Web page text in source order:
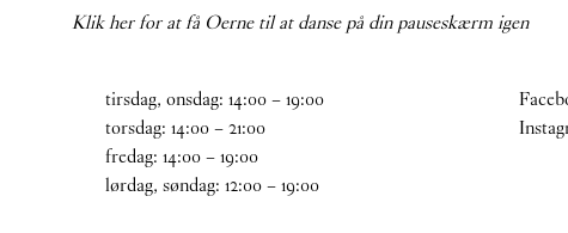
Klik her for at få Oerne til at danse på din pauseskærm igen
tirsdag, onsdag: 14:00–19:00
torsdag: 14:00–21:00
fredag: 14:00–19:00
lørdag, søndag: 12:00–19:00